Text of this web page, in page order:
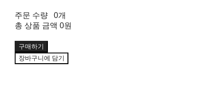
주문 수량
0개
총 상품 금액 0원
구매하기
장바구니에 담기